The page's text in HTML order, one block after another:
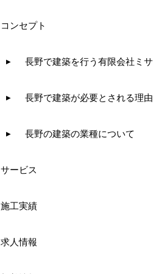
コンセプト
長野で建築を行う有限会社ミ
長野で建築が必要とされる理由
長野の建築の業種について
サービス
施工実績
求人情報